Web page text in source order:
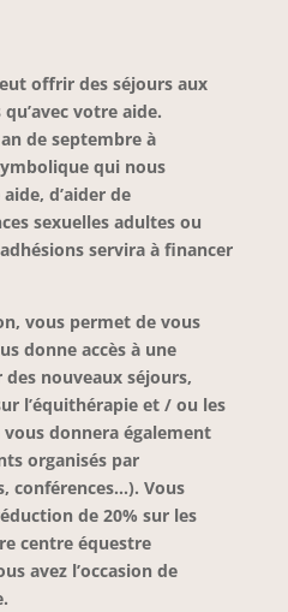
offrir des séjours aux
votre aide.
de septembre à
qui nous
d’aider de
sexuelles adultes ou
servira à financer
vous permet de vous
donne accès à une
nouveaux séjours,
l’équithérapie et / ou les
vous donnera également
organisés par
conférences…). Vous
de 20% sur les
centre équestre
avez l’occasion de